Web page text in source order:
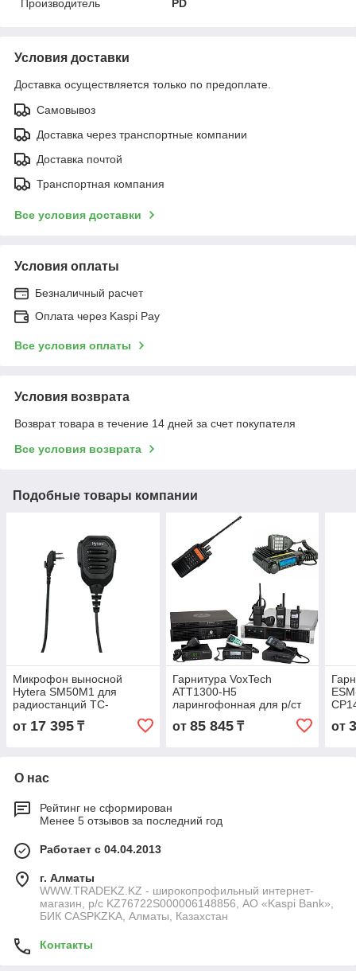
Производитель
PD
Условия доставки
Доставка осуществляется только по предоплате.
Самовывоз
Доставка через транспортные компании
Доставка почтой
Транспортная компания
Все условия доставки
Условия оплаты
Безналичный расчет
Оплата через Kaspi Pay
Все условия оплаты
Условия возврата
Возврат товара в течение 14 дней за счет покупателя
Все условия возврата
Подобные товары компании
Микрофон выносной
Hytera SM50M1 для
радиостанций TC-
508/518/610/700/BD5xx/PD4xx/PD5xx,
BD505/615
от 17 395 ₸
Гарнитура VoxTech
ATT1300-H5
ларингофонная для р/ст
Hytera HP7xx, PD6xx, X1e/
X1p, Z1p
от 85 845₸ от
О нас
Рейтинг не сформирован
Менее 5 отзывов за последний год
Работает с 04.04.2013
г. Алматы
WWW.TRADEKZ.KZ - широкопрофильный интернет-
магазин, р/с KZ76722S000006148856, АО «Kaspi Bank»,
БИК CASPKZKA, Алматы, Казахстан
Контакты